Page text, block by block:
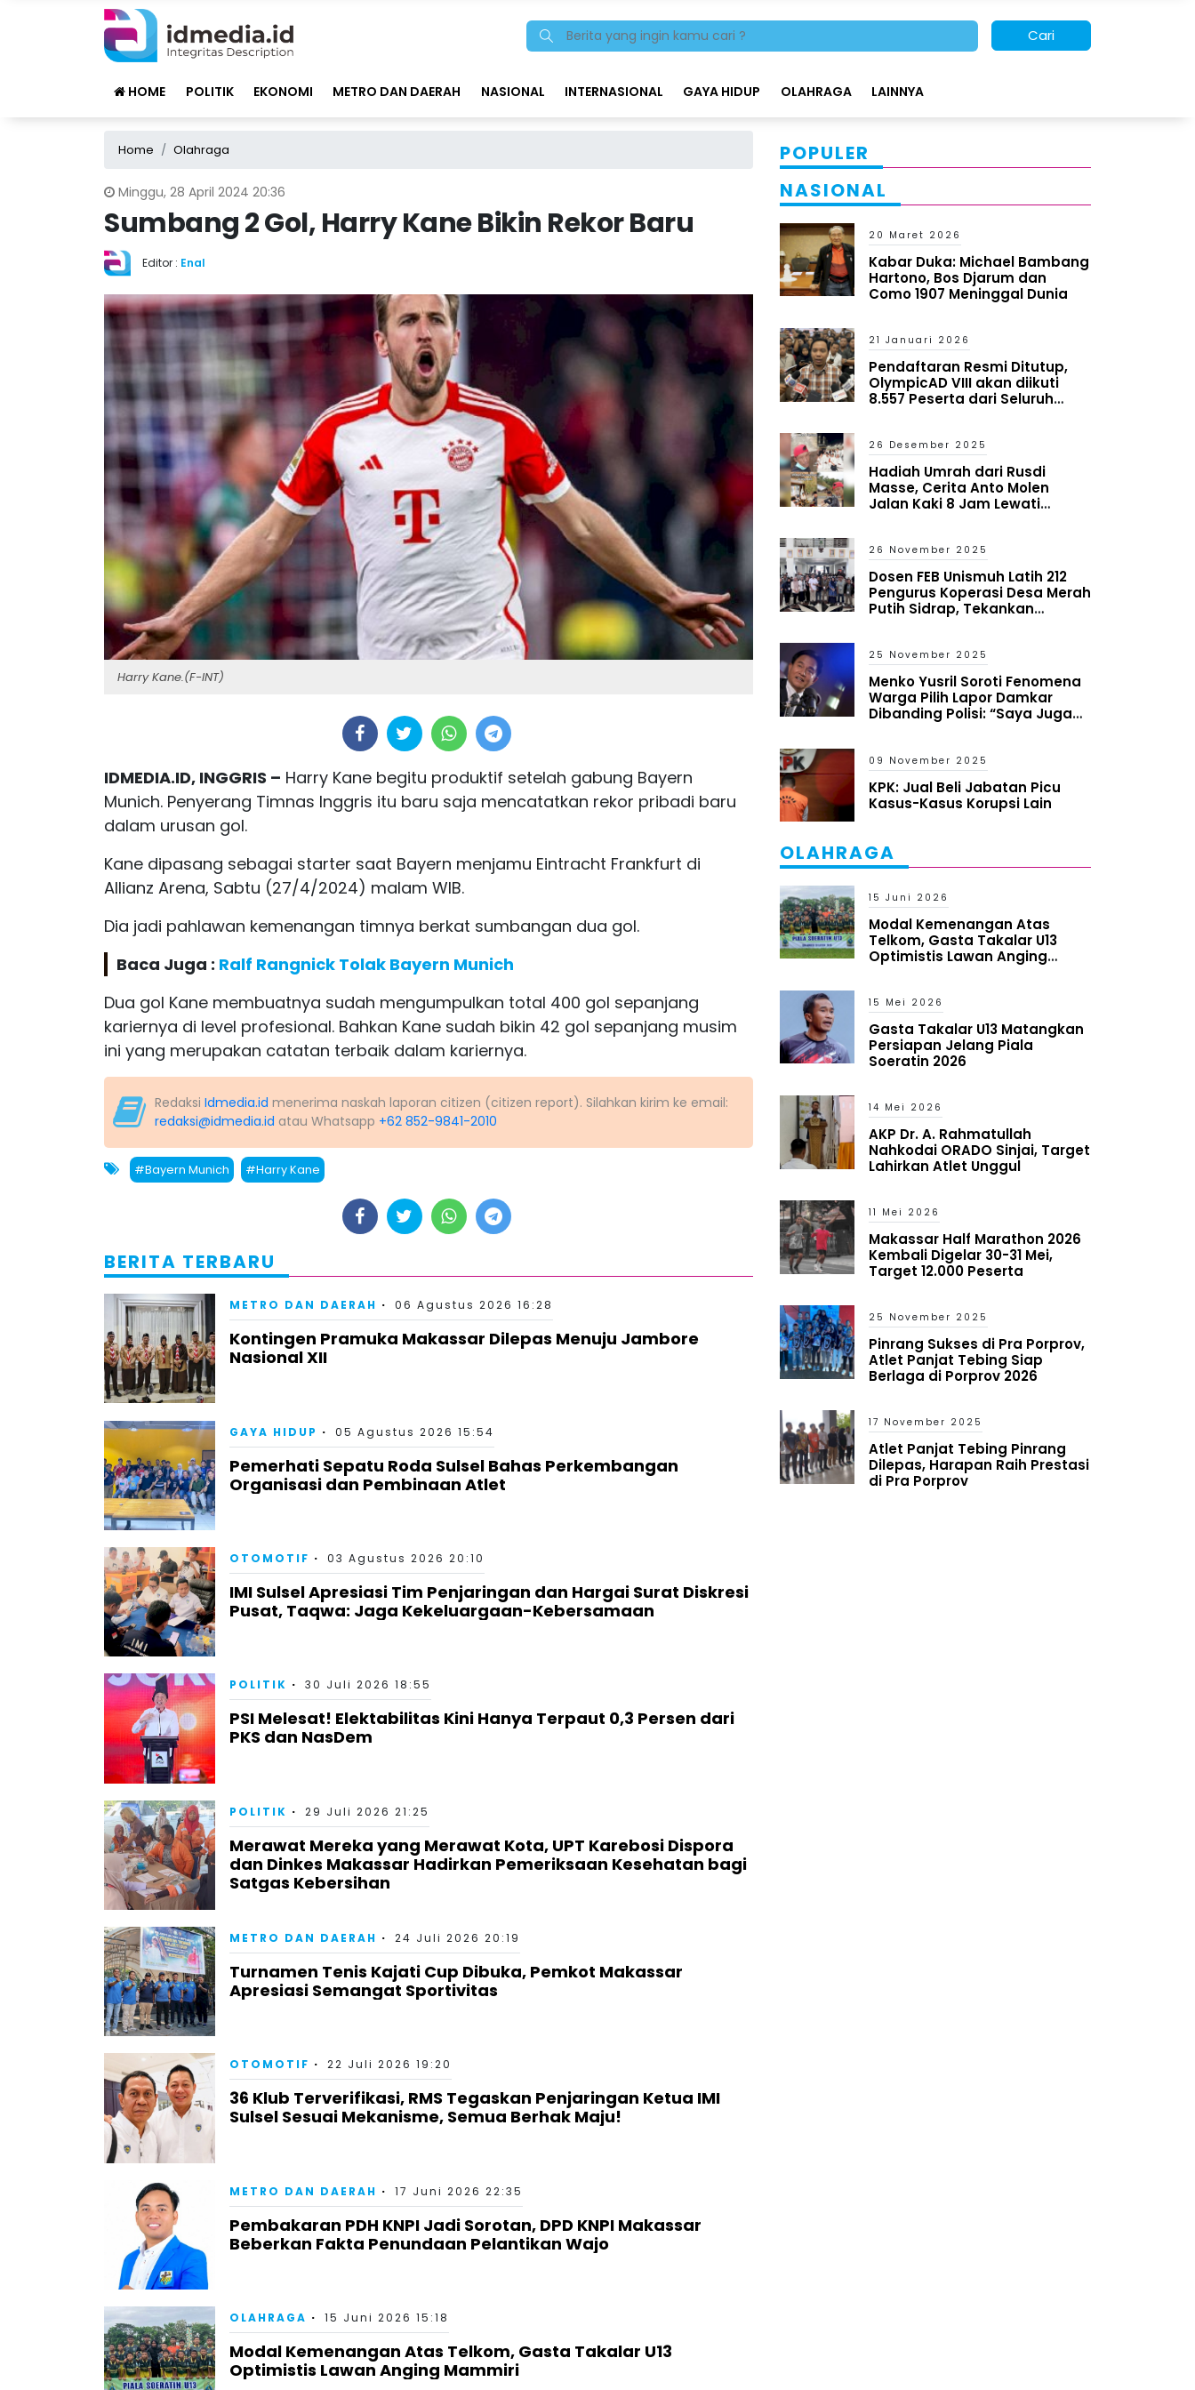
Cari
HOME POLITIK EKONOMI METRO DAN DAERAH NASIONAL INTERNASIONAL GAYA HIDUP OLAHRAGA LAINNYA
Home Olahraga
Minggu, 28 April 2024 20:36
Sumbang 2 Gol, Harry Kane Bikin Rekor Baru
Editor : Enal
Harry Kane.(F-INT)
IDMEDIA.ID, INGGRIS – Harry Kane begitu produktif setelah gabung Bayern
Munich. Penyerang Timnas Inggris itu baru saja mencatatkan rekor pribadi baru
dalam urusan gol.
Kane dipasang sebagai starter saat Bayern menjamu Eintracht Frankfurt di
Allianz Arena, Sabtu (27/4/2024) malam WIB.
Dia jadi pahlawan kemenangan timnya berkat sumbangan dua gol.
Baca Juga : Ralf Rangnick Tolak Bayern Munich
Dua gol Kane membuatnya sudah mengumpulkan total 400 gol sepanjang
kariernya di level profesional. Bahkan Kane sudah bikin 42 gol sepanjang musim
ini yang merupakan catatan terbaik dalam kariernya.
Redaksi Idmedia.id menerima naskah laporan citizen (citizen report). Silahkan kirim ke email:
redaksi@idmedia.id atau Whatsapp +62 852-9841-2010
#Bayern Munich #Harry Kane
BERITA TERBARU
METRO DAN DAERAH 06 Agustus 2026 16:28
Kontingen Pramuka Makassar Dilepas Menuju Jambore
Nasional XII
GAYA HIDUP 05 Agustus 2026 15:54
Pemerhati Sepatu Roda Sulsel Bahas Perkembangan
Organisasi dan Pembinaan Atlet
OTOMOTIF 03 Agustus 2026 20:10
IMI Sulsel Apresiasi Tim Penjaringan dan Hargai Surat Diskresi
Pusat, Taqwa: Jaga Kekeluargaan-Kebersamaan
POLITIK 30 Juli 2026 18:55
PSI Melesat! Elektabilitas Kini Hanya Terpaut 0,3 Persen dari
PKS dan NasDem
POLITIK 29 Juli 2026 21:25
Merawat Mereka yang Merawat Kota, UPT Karebosi Dispora
dan Dinkes Makassar Hadirkan Pemeriksaan Kesehatan bagi
Satgas Kebersihan
METRO DAN DAERAH 24 Juli 2026 20:19
Turnamen Tenis Kajati Cup Dibuka, Pemkot Makassar
Apresiasi Semangat Sportivitas
OTOMOTIF 22 Juli 2026 19:20
36 Klub Terverifikasi, RMS Tegaskan Penjaringan Ketua IMI
Sulsel Sesuai Mekanisme, Semua Berhak Maju!
METRO DAN DAERAH 17 Juni 2026 22:35
Pembakaran PDH KNPI Jadi Sorotan, DPD KNPI Makassar
Beberkan Fakta Penundaan Pelantikan Wajo
OLAHRAGA 15 Juni 2026 15:18
Modal Kemenangan Atas Telkom, Gasta Takalar U13
Optimistis Lawan Anging Mammiri
POPULER
NASIONAL
20 Maret 2026
Kabar Duka: Michael Bambang
Hartono, Bos Djarum dan
Como 1907 Meninggal Dunia
21 Januari 2026
Pendaftaran Resmi Ditutup,
OlympicAD VIII akan diikuti
8.557 Peserta dari Seluruh
26 Desember 2025
Hadiah Umrah dari Rusdi
Masse, Cerita Anto Molen
Jalan Kaki 8 Jam Lewati
26 November 2025
Dosen FEB Unismuh Latih 212
Pengurus Koperasi Desa Merah
Putih Sidrap, Tekankan
25 November 2025
Menko Yusril Soroti Fenomena
Warga Pilih Lapor Damkar
Dibanding Polisi: “Saya Juga
09 November 2025
KPK: Jual Beli Jabatan Picu
Kasus-Kasus Korupsi Lain
OLAHRAGA
15 Juni 2026
Modal Kemenangan Atas
Telkom, Gasta Takalar U13
Optimistis Lawan Anging
15 Mei 2026
Gasta Takalar U13 Matangkan
Persiapan Jelang Piala
Soeratin 2026
14 Mei 2026
AKP Dr. A. Rahmatullah
Nahkodai ORADO Sinjai, Target
Lahirkan Atlet Unggul
11 Mei 2026
Makassar Half Marathon 2026
Kembali Digelar 30-31 Mei,
Target 12.000 Peserta
25 November 2025
Pinrang Sukses di Pra Porprov,
Atlet Panjat Tebing Siap
Berlaga di Porprov 2026
17 November 2025
Atlet Panjat Tebing Pinrang
Dilepas, Harapan Raih Prestasi
di Pra Porprov